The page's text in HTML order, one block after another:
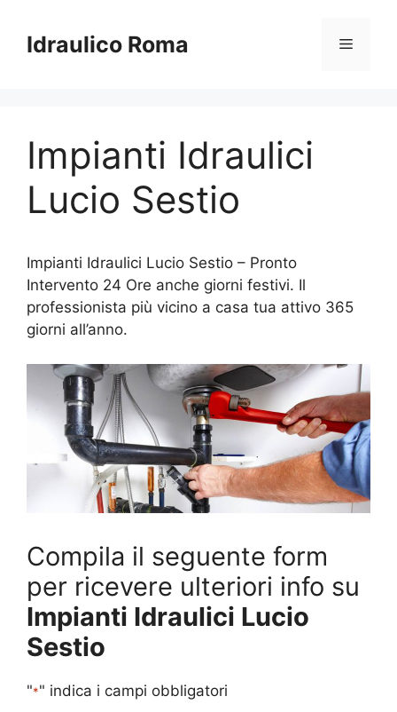
contenuto
Idraulico Roma Menu
Impianti Idraulici
Lucio Sestio
Impianti Idraulici Lucio Sestio – Pronto
Intervento 24 Ore anche giorni festivi. Il
professionista più vicino a casa tua attivo 365
giorni all’anno.
Compila il seguente form
per ricevere ulteriori info su
Impianti Idraulici Lucio
Sestio
"*" indica i campi obbligatori